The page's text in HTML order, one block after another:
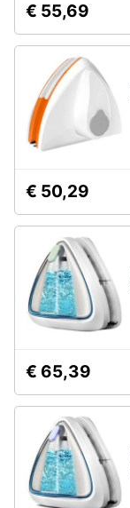
Aspirapolvere
Vaporella
Scopa
vapore
Vedi
Elettrodomestici
Cucina
Friggitrice
ad
aria
Minipimer
Estrattore
tutti
€ 55,69
€ 50,29
€ 65,39